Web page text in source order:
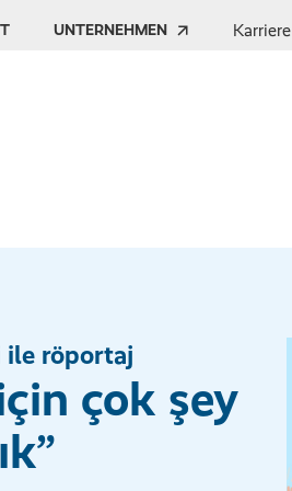
UNTERNEHMEN Karriere
ile röportaj
çok şey